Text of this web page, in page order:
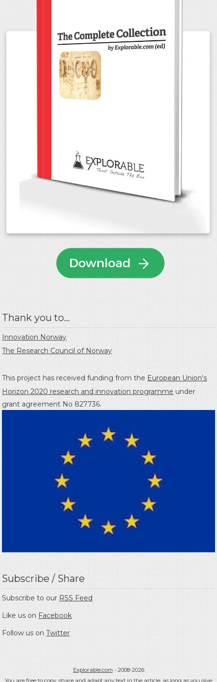
Thank you to...
Innovation Norway
The Research Council of Norway
This project has received funding from the European Union's
Horizon 2020 research and innovation programme under
grant agreement No 827736.
Subscribe / Share
Subscribe to our RSS Feed
Like us on Facebook
Follow us onTwitter
Explorable.com - 2008-2026
You are free to copy, share and adapt any text in the article, as long as you give